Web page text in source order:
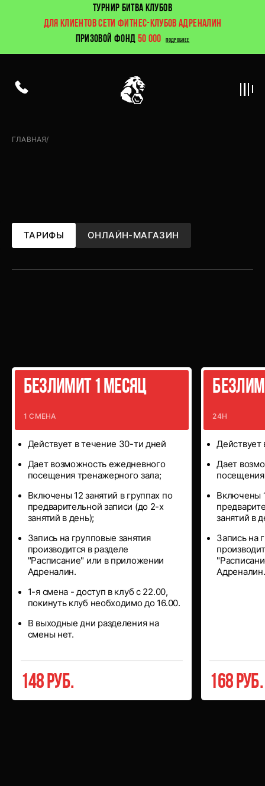
ТУРНИР БИТВА КЛУБОВ
ДЛЯ КЛИЕНТОВ СЕТИ ФИТНЕС-КЛУБОВ АДРЕНАЛИН
ПРИЗОВОЙ ФОНД 50 000 ПОДРОБНЕЕ
ГЛАВНАЯ/
Цены
ТАРИФЫ ОНЛАЙН-МАГАЗИН
Абонементы
Безлимит 1 месяц
1 СМЕНА
Действует в течение 30-ти дней
Дает возможноcть ежедневного
посещения тренажерного зала;
Включены 12 занятий в группах по
предварительной записи (до 2-х
занятий в день);
Запись на групповые занятия
производится в разделе
"Расписание" или в приложении
Адреналин.
1-я смена - доступ в клуб с 22.00,
покинуть клуб необходимо до 16.00.
В выходные дни разделения на
смены нет.
148 руб.
24Н
Действует
Дает
посещения
Включены
занятий в
Запись на
Адреналин.
168 руб.